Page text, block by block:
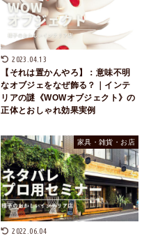
2023.04.13
【それは置かんやろ】：意味不明
なオブジェをなぜ飾る？｜インテ
リアの謎《WOWオブジェクト》の
正体とおしゃれ効果実例
家具・雑貨・お店
2022.06.04